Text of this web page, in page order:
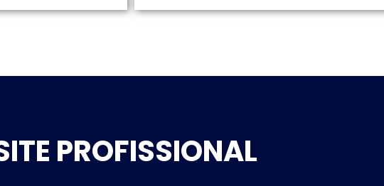
PROFISSIONAL